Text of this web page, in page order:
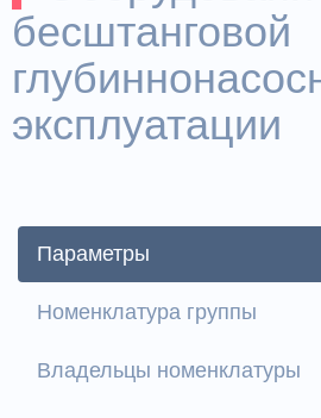
бесштанговой
эксплуатации
Параметры
Номенклатура группы
Владельцы номенклатуры